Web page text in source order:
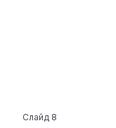
Слайд 8